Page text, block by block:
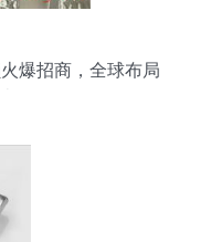
爆招商，全球布局